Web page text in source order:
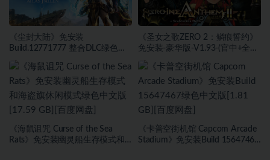
《尘封大陆》免安装
Build.12771777 整合DLC绿色中
《圣女之歌ZERO 2：鳞痕誓约》
免安装-豪华版-V1.93-(官中+全
文版[15.75 GB][百度网盘]
《海鼠诅咒 Curse of the Sea
Rats》免安装幽灵船生存模式和
《卡普空街机馆 Capcom Arcade
Stadium》免安装Build 15647467